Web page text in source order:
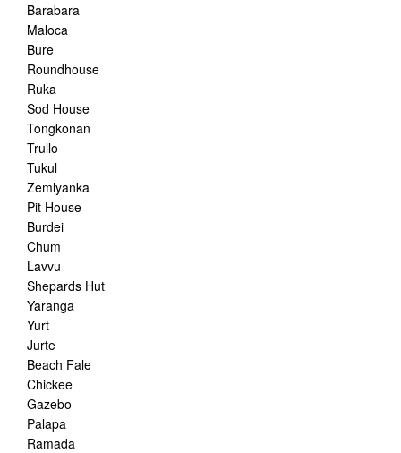
Barabara
Maloca
Bure
Roundhouse
Ruka
Sod House
Tongkonan
Trullo
Tukul
Zemlyanka
Pit House
Burdei
Chum
Lavvu
Shepards Hut
Yaranga
Yurt
Jurte
Beach Fale
Chickee
Gazebo
Palapa
Ramada